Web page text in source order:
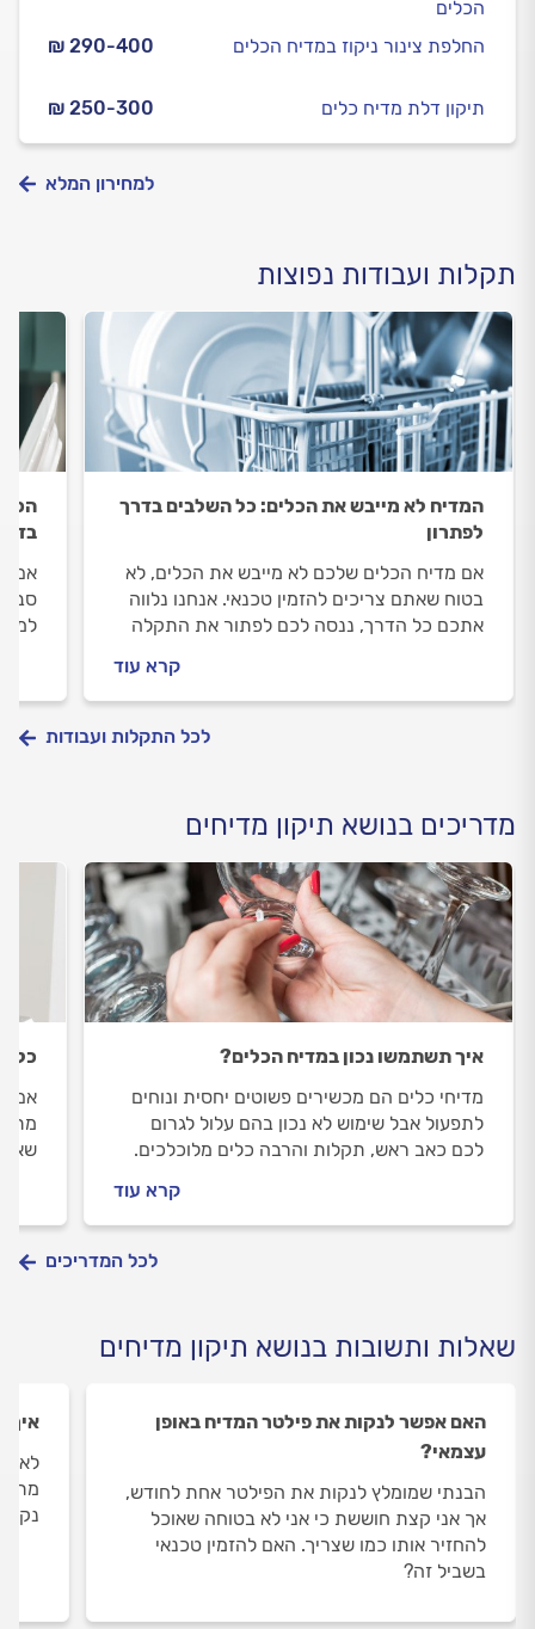
הכלים
₪ 290-400
החלפת צינור ניקוז במדיח הכלים
₪ 250-300 תיקון דלת מדיח כלים
למחירון המלא
תקלות ועבודות נפוצות
המדיח לא מייבש את הכלים: כל השלבים בדרך
לפתרון
אם מדיח הכלים שלכם לא מייבש את הכלים, לא
בטוח שאתם צריכים להזמין טכנאי. אנחנו נלווה
אתכם כל הדרך, ננסה לכם לפתור את התקלה
קרא עוד
אם
למה
לכל התקלות ועבודות
מדריכים בנושא תיקון מדיחים
איך תשתמשו נכון במדיח הכלים?
מדיחי כלים הם מכשירים פשוטים יחסית ונוחים
לתפעול אבל שימוש לא נכון בהם עלול לגרום
לכם כאב ראש, תקלות והרבה כלים מלוכלכים.
קרא עוד
כל
אם
לכל המדריכים
שאלות ותשובות בנושא תיקון מדיחים
האם אפשר לנקות את פילטר המדיח באופן
עצמאי?
הבנתי שמומלץ לנקות את הפילטר אחת לחודש,
אך אני קצת חוששת כי אני לא בטוחה שאוכל
להחזיר אותו כמו שצריך. האם להזמין טכנאי
בשביל זה?
איך